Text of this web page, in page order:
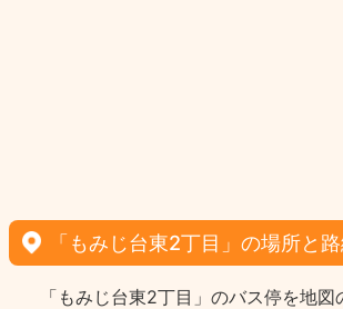
「もみじ台東2丁目」の場所と
「もみじ台東2丁目」のバス停を地図